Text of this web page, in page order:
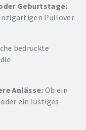
Geburtstage:
Pullover
bedruckte
Anlässe: Ob ein
ein lustiges